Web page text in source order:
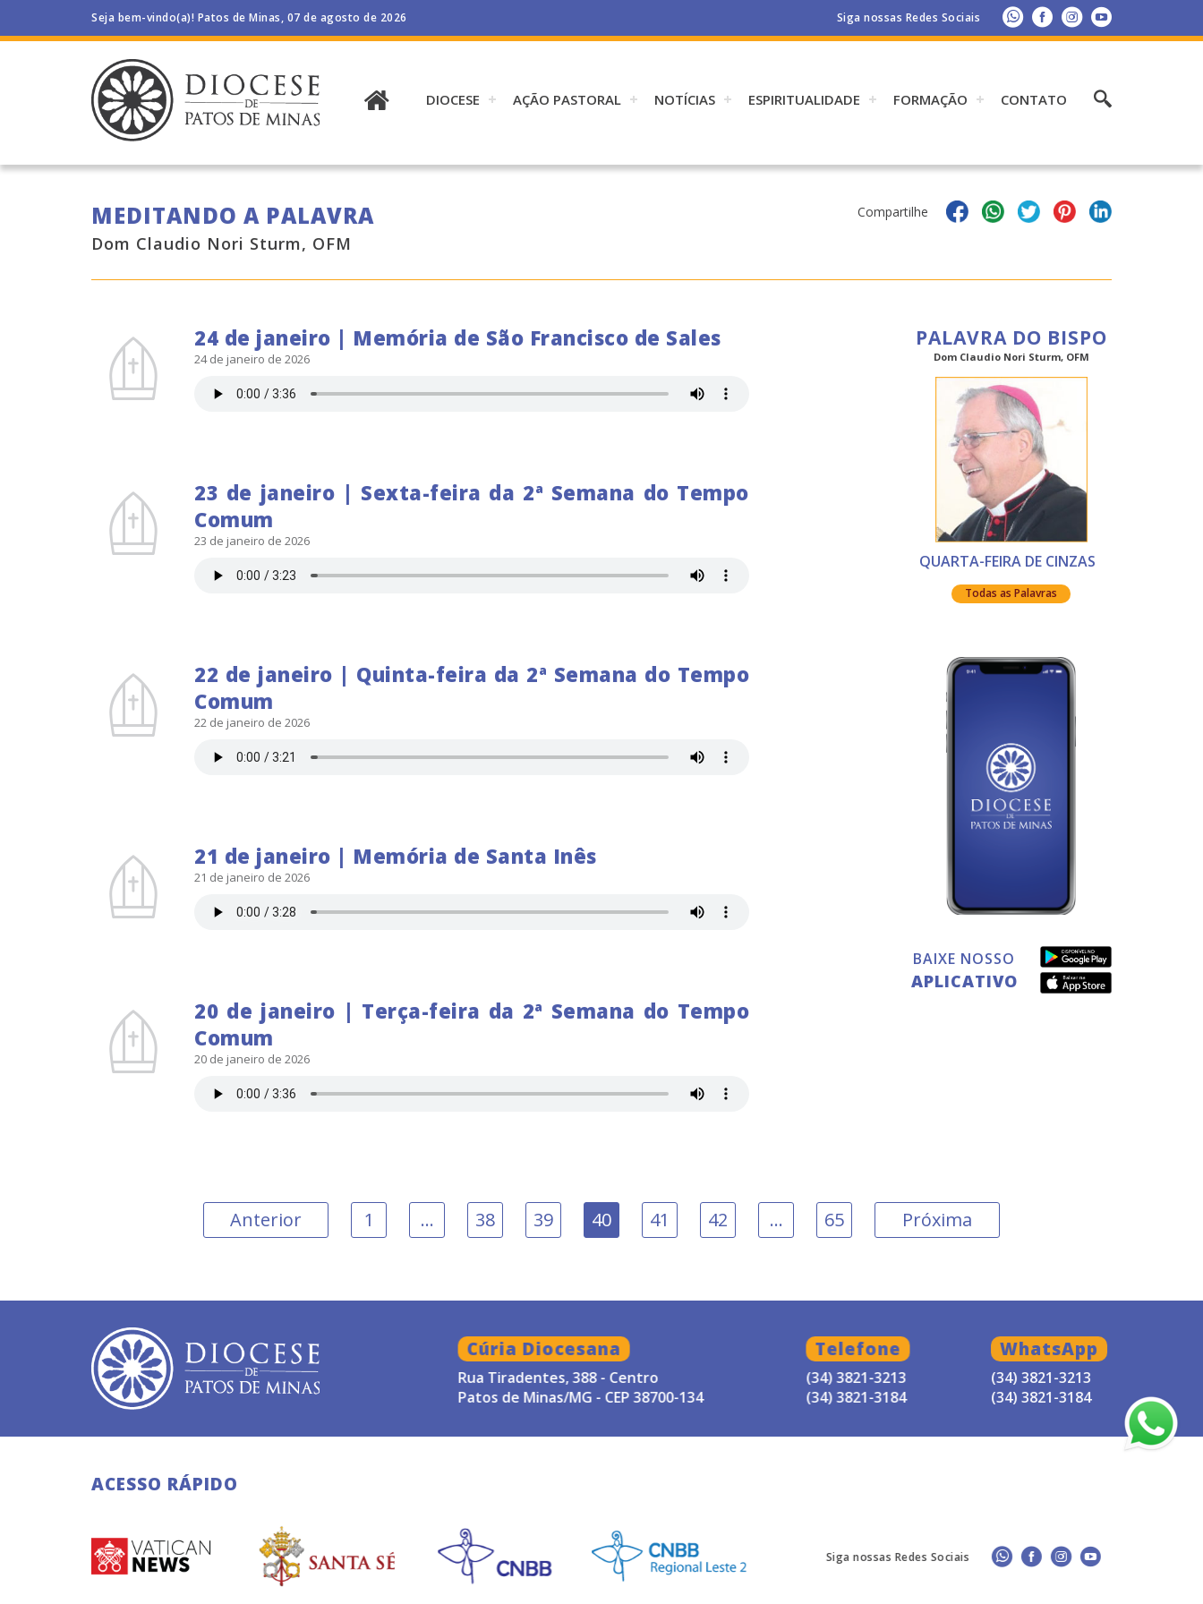
Seja bem-vindo(a)! Patos de Minas, 07 de agosto de 2026 Siga nossas Redes Sociais
DIOCESE AÇÃO PASTORAL NOTÍCIAS ESPIRITUALIDADE FORMAÇÃO CONTATO
MEDITANDO A PALAVRA
Dom Claudio Nori Sturm, OFM
Compartilhe
24 de janeiro | Memória de São Francisco de Sales
24 de janeiro de 2026
23 de janeiro | Sexta-feira da 2ª Semana do Tempo
Comum
23 de janeiro de 2026
22 de janeiro | Quinta-feira da 2ª Semana do Tempo
Comum
22 de janeiro de 2026
21 de janeiro | Memória de Santa Inês
21 de janeiro de 2026
20 de janeiro | Terça-feira da 2ª Semana do Tempo
Comum
20 de janeiro de 2026
PALAVRA DO BISPO
Dom Claudio Nori Sturm, OFM
QUARTA-FEIRA DE CINZAS
Todas as Palavras
BAIXE NOSSO
APLICATIVO
Anterior 1 … 38 39 40 41 42 … 65 Próxima
Cúria Diocesana
Rua Tiradentes, 388 - Centro
Patos de Minas/MG - CEP 38700-134
Telefone
(34) 3821-3213
(34) 3821-3184
WhatsApp
(34) 3821-3213
(34) 3821-3184
ACESSO RÁPIDO
Siga nossas Redes Sociais